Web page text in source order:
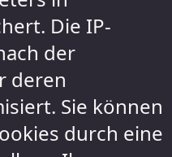
Die IP-
der
deren
Sie können
durch eine